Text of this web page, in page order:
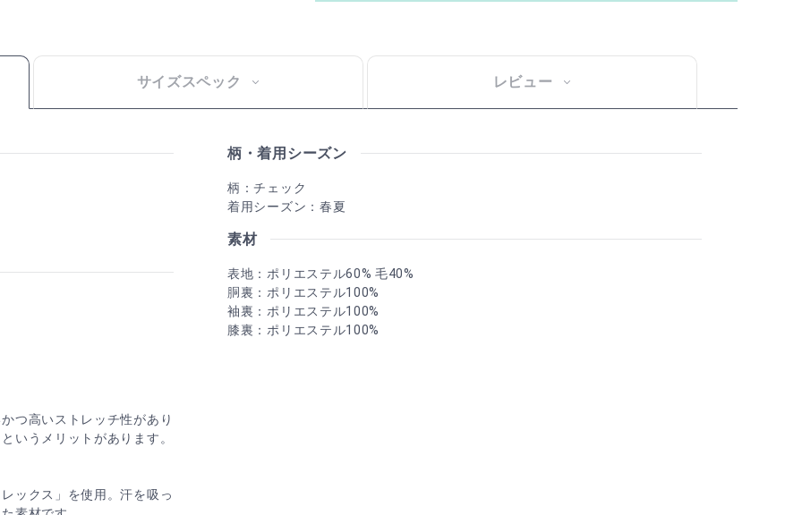
サイズスペック レビュー
つ高いストレッチ性があり
いうメリットがあります。
ックス」を使用。汗を吸っ
柄・着用シーズン
柄：チェック
着用シーズン：春夏
素材
表地：ポリエステル60% 毛40%
胴裏：ポリエステル100%
袖裏：ポリエステル100%
膝裏：ポリエステル100%